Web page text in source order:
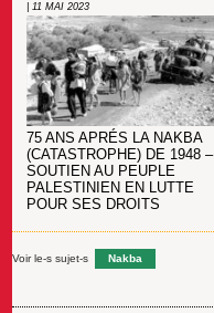
| 11 MAI 2023
75 ANS APRÉS LA NAKBA
(CATASTROPHE) DE 1948 –
SOUTIEN AU PEUPLE
PALESTINIEN EN LUTTE
POUR SES DROITS
Voir le-s sujet-s Nakba